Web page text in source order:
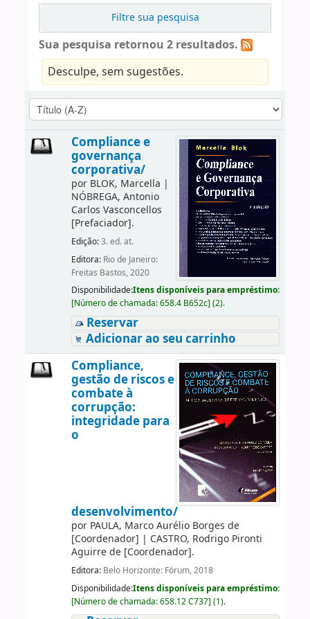
Filtre sua pesquisa
Sua pesquisa retornou 2 resultados.
Desculpe, sem sugestões.
Compliance e
governança
corporativa/
por BLOK, Marcella |
NÓBREGA, Antonio
Carlos Vasconcellos
[Prefaciador].
Edição:3. ed. at.
Editora: Rio de Janeiro:
Freitas Bastos, 2020
Disponibilidade:Itens disponíveis para empréstimo:
[Número de chamada:658.4 B652c] (2).
Reservar
Adicionar ao seu carrinho
Compliance,
gestão de riscos e
combate à
corrupção:
integridade para
o
desenvolvimento/
por PAULA, Marco Aurélio Borges de
[Coordenador] | CASTRO, Rodrigo Pironti
Aguirre de[Coordenador].
Editora: Belo Horizonte: Fórum, 2018
Disponibilidade:Itens disponíveis para empréstimo:
[Número de chamada:658.12 C737] (1).